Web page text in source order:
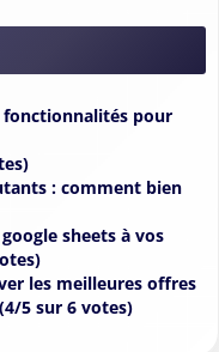
fonctionnalités pour
: comment bien
sheets à vos
les meilleures offres
5 sur 6 votes)